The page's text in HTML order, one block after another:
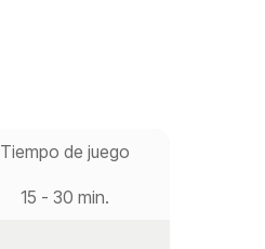
Tiempo de juego
15 - 30 min.